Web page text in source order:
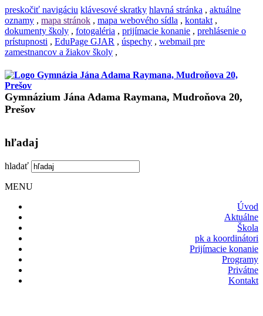
preskočiť navigáciu klávesové skratky hlavná stránka , aktuálne
oznamy , mapa stránok , mapa webového sídla , kontakt ,
dokumenty školy , fotogaléria , prijímacie konanie , prehlásenie o
prístupnosti , EduPage GJAR , úspechy , webmail pre
zamestnancov a žiakov školy ,
Gymnázium Jána Adama Raymana, Mudroňova 20,
Prešov
hľadaj
hladať
MENU
Úvod
Aktuálne
Škola
pk a koordinátori
Prijímacie konanie
Programy
Privátne
Kontakt